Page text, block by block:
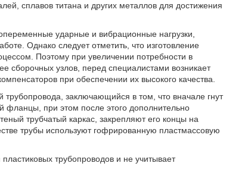
сплавов титана и других металлов для достижения
ударные и вибрационные нагрузки,
Однако следует отметить, что изготовление
Поэтому при увеличении потребности в
сборочных узлов, перед специалистами возникает
при обеспечении их высокого качества.
трубопровода, заключающийся в том, что вначале гнут
при этом после этого дополнительно
трубчатый каркас, закрепляют его концы на
трубы используют гофрированную пластмассовую
трубопроводов и не учитывает